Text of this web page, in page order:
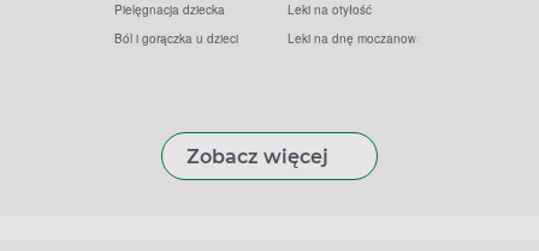
Pielęgnacja dziecka
Ból i gorączka u dzieci
Leki na otyłość
Leki na dnę moczanową
Zobacz więcej